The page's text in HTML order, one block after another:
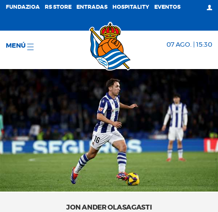
FUNDAZIOA RS STORE ENTRADAS HOSPITALITY EVENTOS
MENÚ 07 AGO. | 15:30
JON ANDER OLASAGASTI